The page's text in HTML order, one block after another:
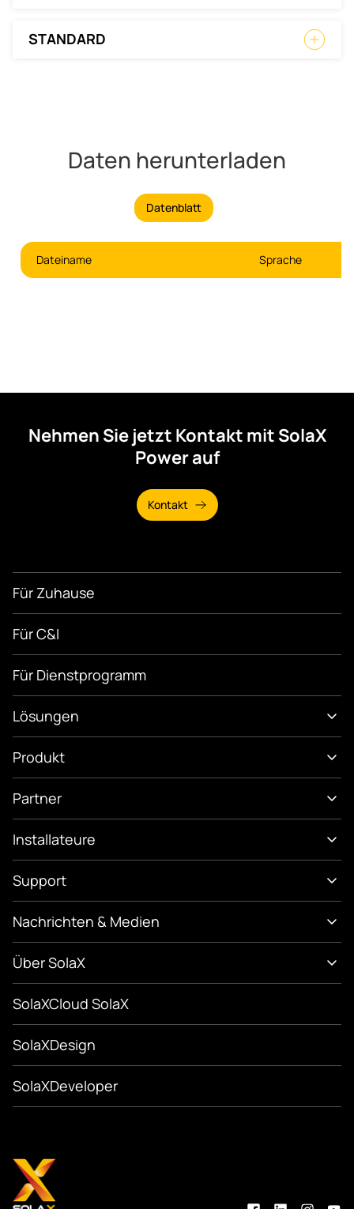
STANDARD
Daten herunterladen
Datenblatt
Dateiname Sprache
Nehmen Sie jetzt Kontakt mit SolaX
Power auf
Kontakt
Für Zuhause
Für C&I
Für Dienstprogramm
Lösungen
Produkt
Partner
Installateure
Support
Nachrichten & Medien
Über SolaX
SolaXCloud SolaX
SolaXDesign
SolaXDeveloper